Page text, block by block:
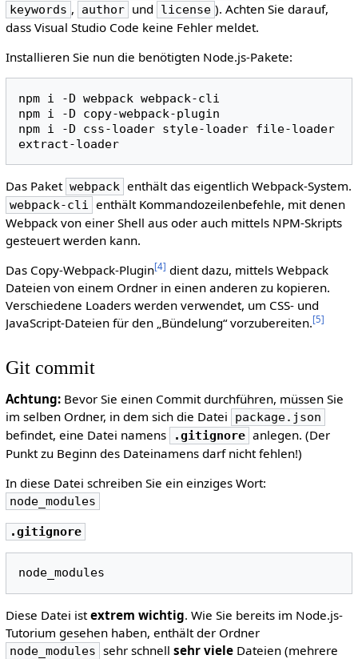
keywords , author und license ). Achten Sie darauf,
dass Visual Studio Code keine Fehler meldet.
Installieren Sie nun die benötigten Node.js-Pakete:
npm i -D webpack webpack-cli
npm i -D
copy-webpack-plugin
npm i -D css-loader style-loader file-loader
Das Paket webpack enthält das eigentlich Webpack-System.
webpack-cli enthält Kommandozeilenbefehle, mit denen
Webpack von einer Shell aus oder auch mittels NPM-Skripts
gesteuert werden kann.
Das Copy-Webpack-Plugin[4] dient dazu, mittels Webpack
Dateien von einem Ordner in einen anderen zu kopieren.
Verschiedene Loaders werden verwendet, um CSS- und
JavaScript-Dateien für den „Bündelung“ vorzubereiten.[5]
Git commit
Achtung:Bevor Sie einen Commit durchführen, müssen Sie
im selben Ordner, in dem sich die Datei
package.json
befindet, eine Datei namens .gitignore anlegen. (Der
Punkt zu Beginn des Dateinamens darf nicht fehlen!)
In diese Datei schreiben Sie ein einziges Wort:
node_modules
.gitignore
Diese Datei istextrem wichtig. Wie Sie bereits im Node.js-
Tutorium gesehen haben, enthält der Ordner
node_modules sehr schnell sehr vieleDateien (mehrere